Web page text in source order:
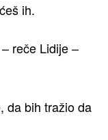
ih.
reče Lidije –
da bih tražio da